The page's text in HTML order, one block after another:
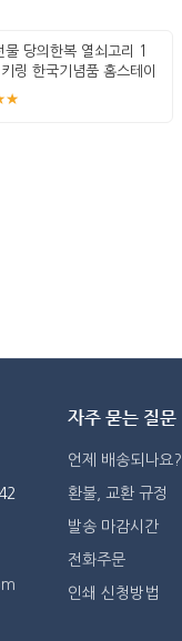
물 당의한복 열쇠고리 1
링 한국기념품 홈스테이
자주 묻는 질문
언제 배송되나요?
환불, 교환 규정
발송 마감시간
전화주문
인쇄 신청방법